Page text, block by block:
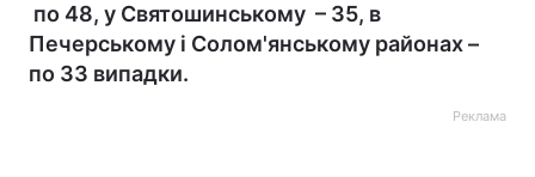
по 48, у Святошинському – 35, в
Печерському і Солом'янському районах –
по 33 випадки.
Реклама